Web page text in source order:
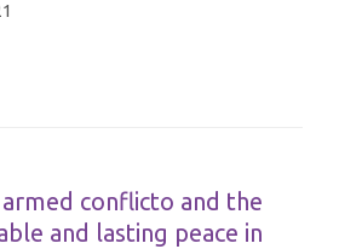
conflicto and the
and lasting peace in